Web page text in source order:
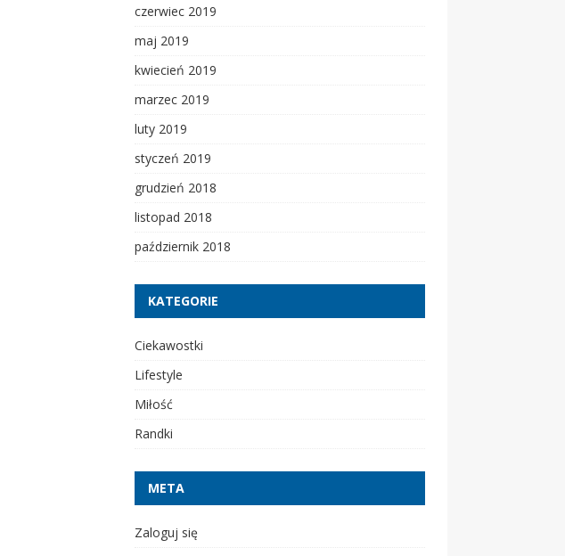
czerwiec 2019
maj 2019
kwiecień 2019
marzec 2019
luty 2019
styczeń 2019
grudzień 2018
listopad 2018
październik 2018
KATEGORIE
Ciekawostki
Lifestyle
Miłość
Randki
META
Zaloguj się